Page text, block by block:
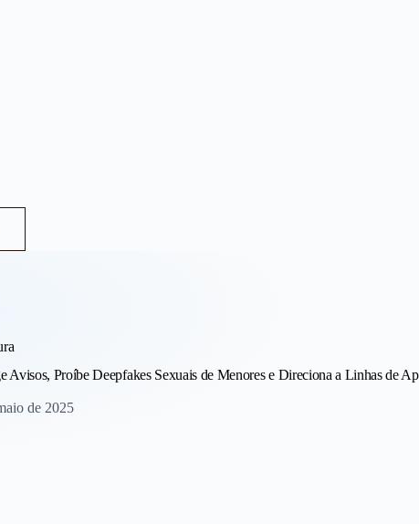
de Receita
Proíbe Deepfakes Sexuais de Menores e Direciona a Linhas de
de 2025